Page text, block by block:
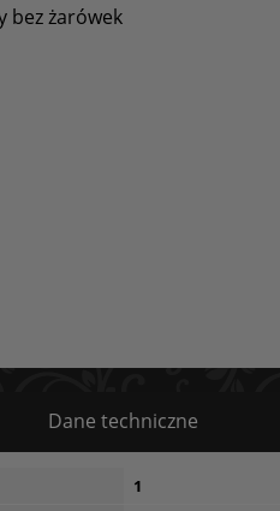
bez żarówek
Dane techniczne
1